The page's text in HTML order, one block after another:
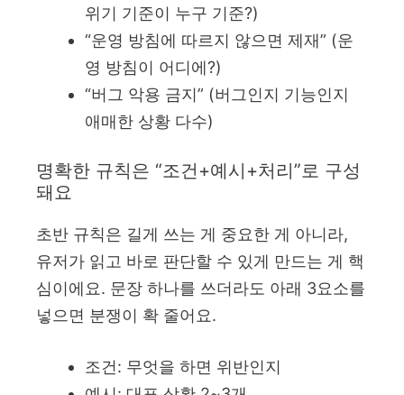
위기 기준이 누구 기준?)
“운영 방침에 따르지 않으면 제재” (운
영 방침이 어디에?)
“버그 악용 금지” (버그인지 기능인지
애매한 상황 다수)
명확한 규칙은 “조건+예시+처리”로 구성
돼요
초반 규칙은 길게 쓰는 게 중요한 게 아니라,
유저가 읽고 바로 판단할 수 있게 만드는 게 핵
심이에요. 문장 하나를 쓰더라도 아래 3요소를
넣으면 분쟁이 확 줄어요.
조건: 무엇을 하면 위반인지